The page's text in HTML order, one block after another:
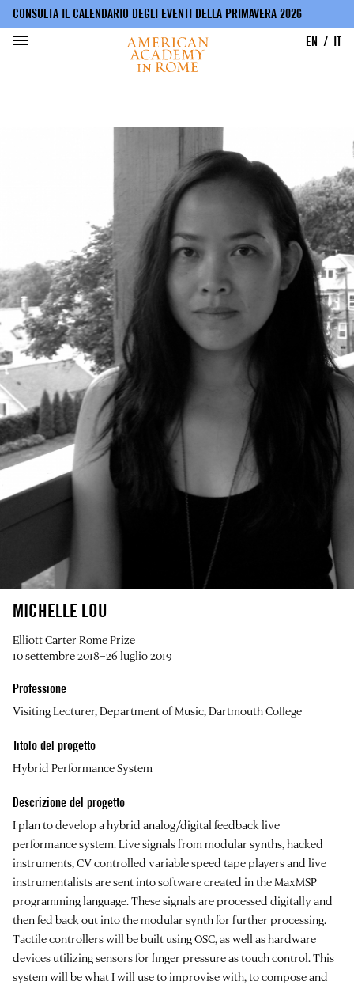
CONSULTA IL CALENDARIO DEGLI EVENTI DELLA PRIMAVERA 2026
EN
IT
MICHELLE LOU
Elliott Carter Rome Prize
10 settembre 2018–26 luglio 2019
Professione
Visiting Lecturer, Department of Music, Dartmouth College
Titolo del progetto
Hybrid Performance System
Descrizione del progetto
I plan to develop a hybrid analog/digital feedback live
performance system. Live signals from modular synths, hacked
instruments, CV controlled variable speed tape players and live
instrumentalists are sent into software created in the MaxMSP
programming language. These signals are processed digitally and
then fed back out into the modular synth for further processing.
Tactile controllers will be built using OSC, as well as hardware
devices utilizing sensors for finger pressure as touch control. This
system will be what I will use to improvise with, to compose and